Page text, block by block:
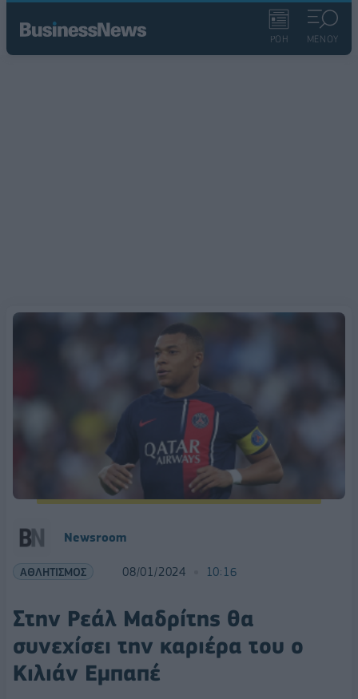
ΡΟΗ ΜΕΝΟΥ
Newsroom
ΑΘΛΗΤΙΣΜΟΣ 08/01/2024 10:16
Στην Ρεάλ Μαδρίτης θα
συνεχίσει την καριέρα του ο
Κιλιάν Εμπαπέ